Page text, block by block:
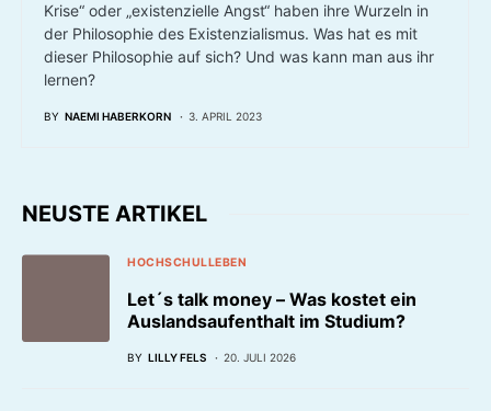
Krise“ oder „existenzielle Angst“ haben ihre Wurzeln in
der Philosophie des Existenzialismus. Was hat es mit
dieser Philosophie auf sich? Und was kann man aus ihr
lernen?
BY NAEMI HABERKORN 3. APRIL 2023
NEUSTE ARTIKEL
HOCHSCHULLEBEN
Let´s talk money – Was kostet ein
Auslandsaufenthalt im Studium?
BY LILLY FELS 20. JULI 2026